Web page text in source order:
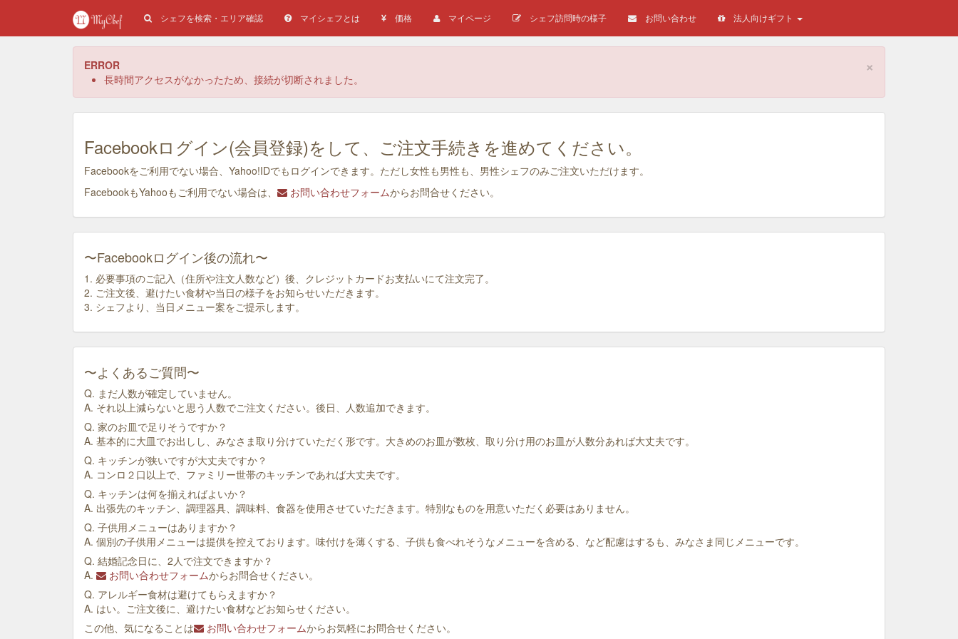
シェフを検索・エリア確認 マイシェフとは 価格 マイページ シェフ訪問時の様子 お問い合わせ 法人向けギフト
×
ERROR
長時間アクセスがなかったため、接続が切断されました。
Facebookログイン(会員登録)をして、ご注文手続きを進めてください。
Facebookをご利用でない場合、Yahoo!IDでもログインできます。ただし女性も男性も、男性シェフのみご注文いただけます。
FacebookもYahooもご利用でない場合は、
お問い合わせフォームからお問合せください。
〜Facebookログイン後の流れ〜
1. 必要事項のご記入（住所や注文人数など）後、クレジットカードお支払いにて注文完了。
2. ご注文後、避けたい食材や当日の様子をお知らせいただきます。
3. シェフより、当日メニュー案をご提示します。
〜よくあるご質問〜
Q. まだ人数が確定していません。
A. それ以上減らないと思う人数でご注文ください。後日、人数追加できます。
Q. 家のお皿で足りそうですか？
A. 基本的に大皿でお出しし、みなさま取り分けていただく形です。大きめのお皿が数枚、取り分け用のお皿が人数分あれば大丈夫です。
Q. キッチンが狭いですが大丈夫ですか？
A. コンロ２口以上で、ファミリー世帯のキッチンであれば大丈夫です。
Q. キッチンは何を揃えればよいか？
A. 出張先のキッチン、調理器具、調味料、食器を使用させていただきます。特別なものを用意いただく必要はありません。
Q. 子供用メニューはありますか？
A. 個別の子供用メニューは提供を控えております。味付けを薄くする、子供も食べれそうなメニューを含める、など配慮はするも、みなさま同じメニューです。
Q. 結婚記念日に、2人で注文できますか？
A.
お問い合わせフォームからお問合せください。
Q. アレルギー食材は避けてもらえますか？
A. はい。ご注文後に、避けたい食材などお知らせください。
この他、気になることは
お問い合わせフォームからお気軽にお問合せください。